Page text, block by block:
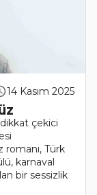
14 Kasım 2025
çekici
romanı, Türk
karnaval
bir sessizlik